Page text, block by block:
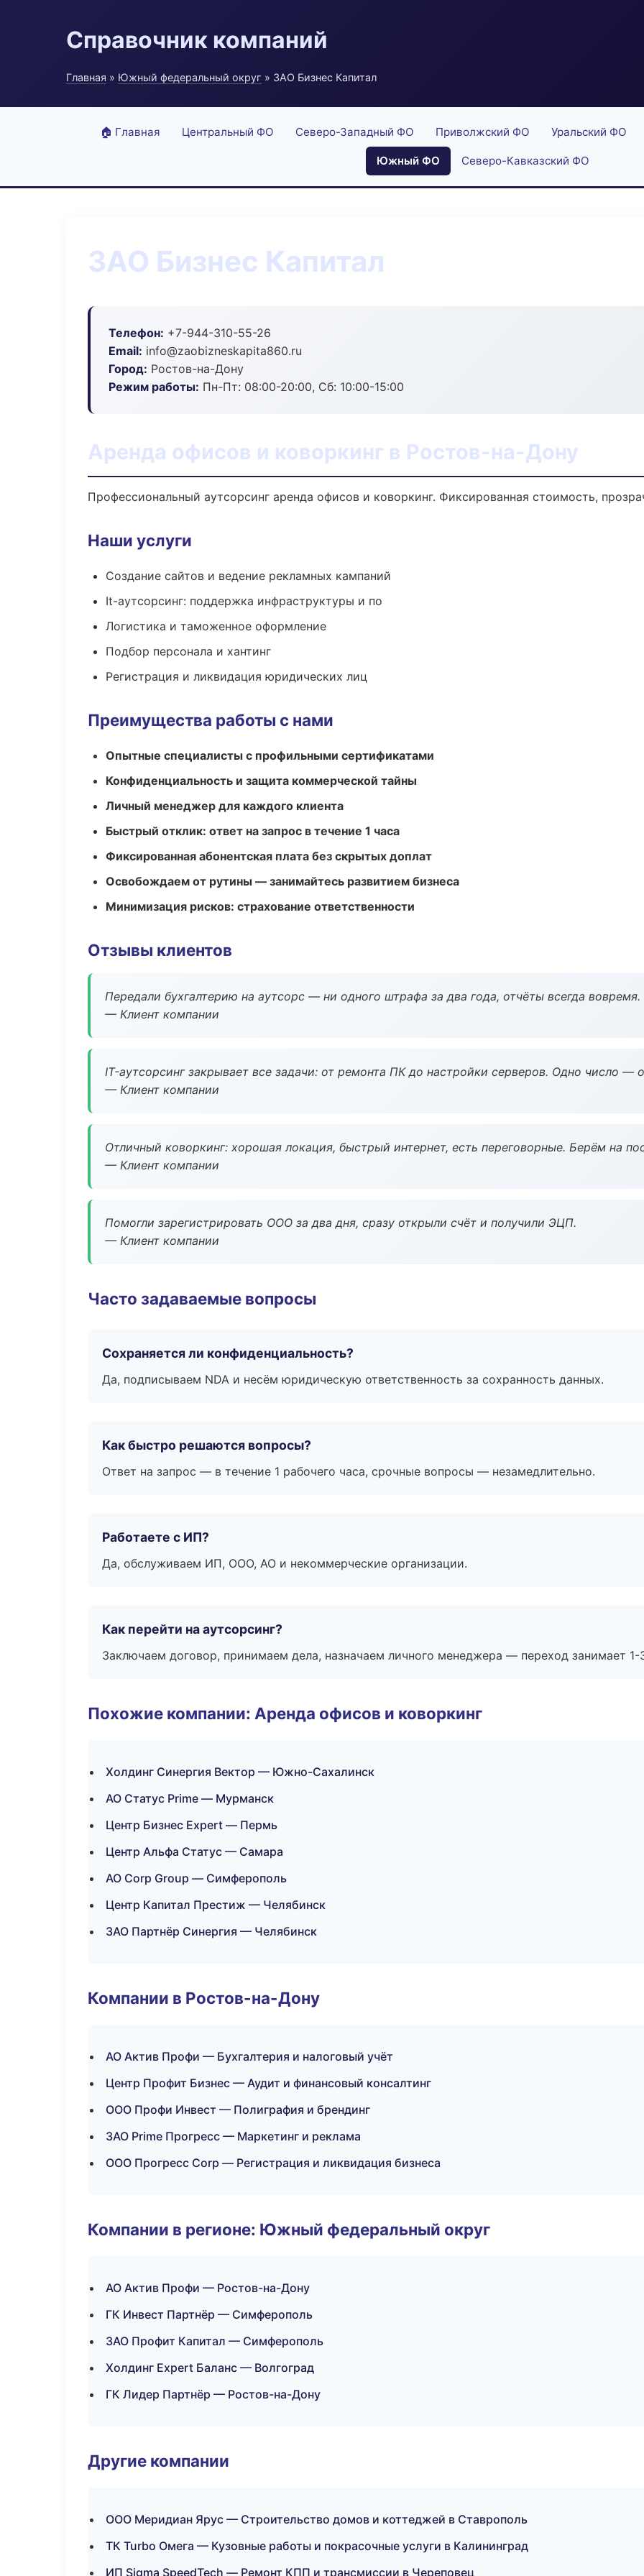
Справочник компаний
Главная » Южный федеральный округ » ЗАО Бизнес Капитал
🏠 Главная Центральный ФО Северо-Западный ФО Приволжский ФО Уральский ФО
Южный ФО Северо-Кавказский ФО
ЗАО Бизнес Капитал
Телефон: +7-944-310-55-26
Email: info@zaobizneskapita860.ru
Город: Ростов-на-Дону
Режим работы: Пн-Пт: 08:00-20:00, Сб: 10:00-15:00
Аренда офисов и коворкинг в Ростов-на-Дону
Профессиональный аутсорсинг аренда офисов и коворкинг. Фиксированная стоимость,
Наши услуги
Создание сайтов и ведение рекламных кампаний
It-аутсорсинг: поддержка инфраструктуры и по
Логистика и таможенное оформление
Подбор персонала и хантинг
Регистрация и ликвидация юридических лиц
Преимущества работы с нами
Опытные специалисты с профильными сертификатами
Конфиденциальность и защита коммерческой тайны
Личный менеджер для каждого клиента
Быстрый отклик: ответ на запрос в течение 1 часа
Фиксированная абонентская плата без скрытых доплат
Освобождаем от рутины — занимайтесь развитием бизнеса
Минимизация рисков: страхование ответственности
Отзывы клиентов
Передали бухгалтерию на аутсорс — ни одного штрафа за два года, отчёты всегда вовремя.
— Клиент компании
IT-аутсорсинг закрывает все задачи: от ремонта ПК до настройки серверов. Одно число —
— Клиент компании
Отличный коворкинг: хорошая локация, быстрый интернет, есть переговорные. Берём на
— Клиент компании
Помогли зарегистрировать ООО за два дня, сразу открыли счёт и получили ЭЦП.
— Клиент компании
Часто задаваемые вопросы
Сохраняется ли конфиденциальность?
Да, подписываем NDA и несём юридическую ответственность за сохранность данных.
Как быстро решаются вопросы?
Ответ на запрос — в течение 1 рабочего часа, срочные вопросы — незамедлительно.
Работаете с ИП?
Да, обслуживаем ИП, ООО, АО и некоммерческие организации.
Как перейти на аутсорсинг?
Заключаем договор, принимаем дела, назначаем личного менеджера — переход занимает 1-
Похожие компании: Аренда офисов и коворкинг
Холдинг Синергия Вектор — Южно-Сахалинск
АО Статус Prime — Мурманск
Центр Бизнес Expert — Пермь
Центр Альфа Статус — Самара
АО Corp Group — Симферополь
Центр Капитал Престиж — Челябинск
ЗАО Партнёр Синергия — Челябинск
Компании в Ростов-на-Дону
АО Актив Профи — Бухгалтерия и налоговый учёт
Центр Профит Бизнес — Аудит и финансовый консалтинг
ООО Профи Инвест — Полиграфия и брендинг
ЗАО Prime Прогресс — Маркетинг и реклама
ООО Прогресс Corp — Регистрация и ликвидация бизнеса
Компании в регионе: Южный федеральный округ
АО Актив Профи — Ростов-на-Дону
ГК Инвест Партнёр — Симферополь
ЗАО Профит Капитал — Симферополь
Холдинг Expert Баланс — Волгоград
ГК Лидер Партнёр — Ростов-на-Дону
Другие компании
ООО Меридиан Ярус — Строительство домов и коттеджей в Ставрополь
ТК Turbo Омега — Кузовные работы и покрасочные услуги в Калининград
ИП Sigma SpeedTech — Ремонт КПП и трансмиссии в Череповец